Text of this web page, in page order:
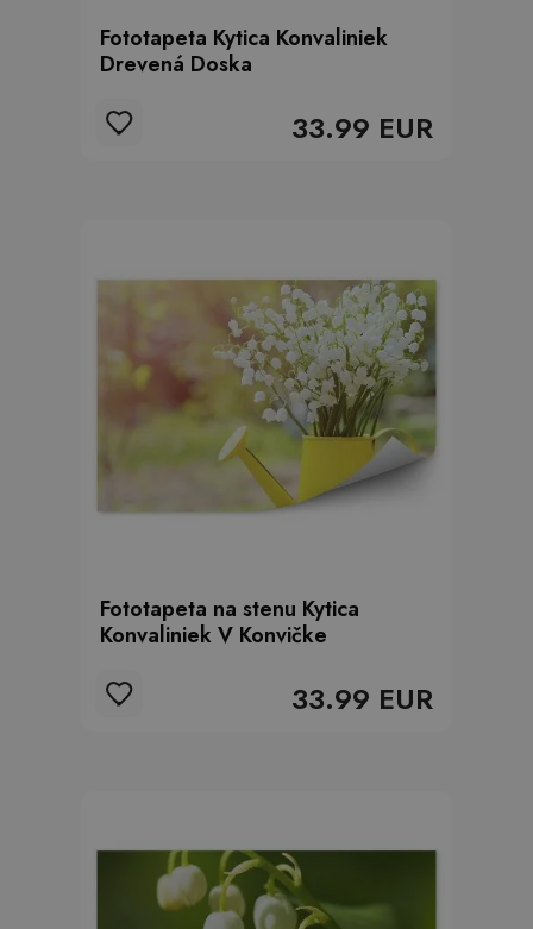
Fototapeta Kytica Konvaliniek
Drevená Doska
33.99 EUR
Fototapeta na stenu Kytica
Konvaliniek V Konvičke
33.99 EUR